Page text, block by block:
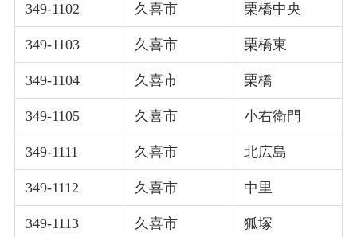
349-1102 久喜市 栗橋中央
349-1103 久喜市 栗橋東
349-1104 久喜市 栗橋
349-1105 久喜市 小右衛門
349-1111 久喜市 北広島
349-1112 久喜市 中里
349-1113 久喜市 狐塚